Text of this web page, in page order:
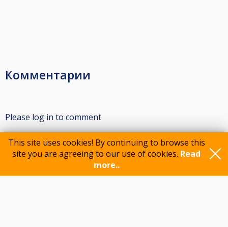
This site uses cookies! By continuing to browse this
site you are agreeing to our use of cookies. Read
more..
Комментарии
Please log in to comment
Participants